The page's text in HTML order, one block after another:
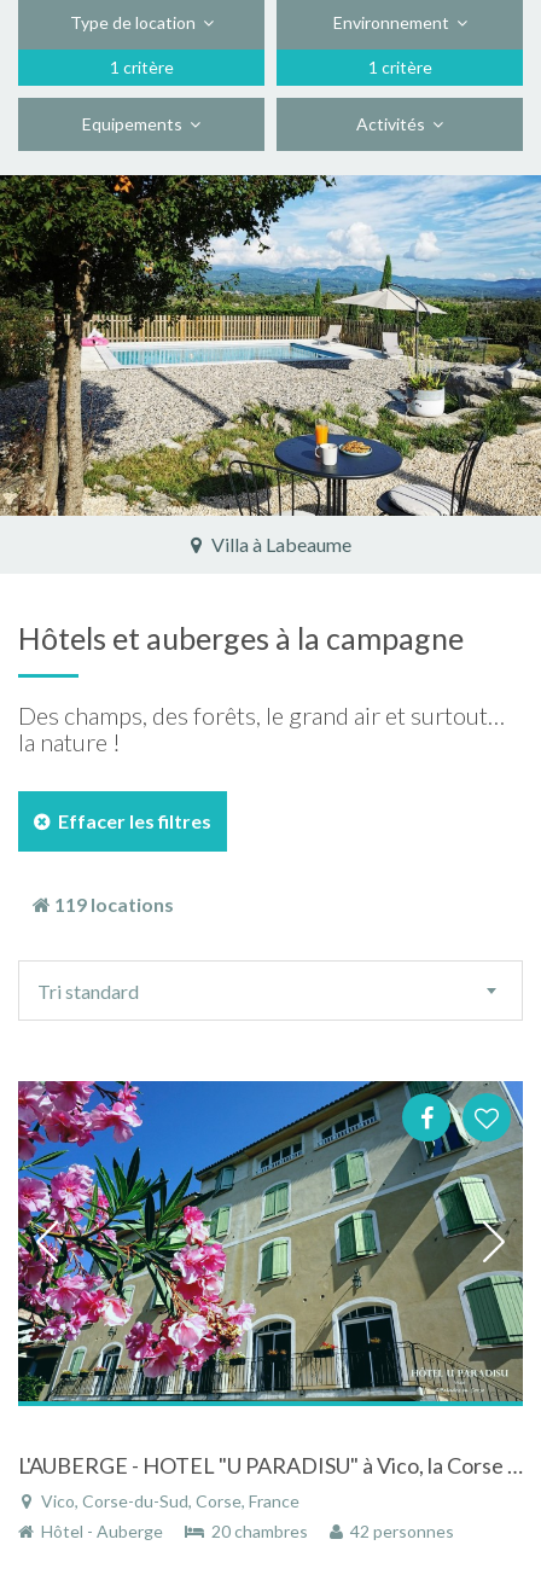
Type de location
1 critère
Environnement
1 critère
Equipements Activités
Chalet à Ventron
Hôtels et auberges à la campagne
Des champs, des forêts, le grand air et surtout…
la nature !
Effacer les filtres
119 locations
tri
Tri standard
L'AUBERGE - HOTEL "U PARADISU" à Vico, la Corse authentique.
Vico, Corse-du-Sud, Corse, France
Hôtel - Auberge
20 chambres 42 personnes